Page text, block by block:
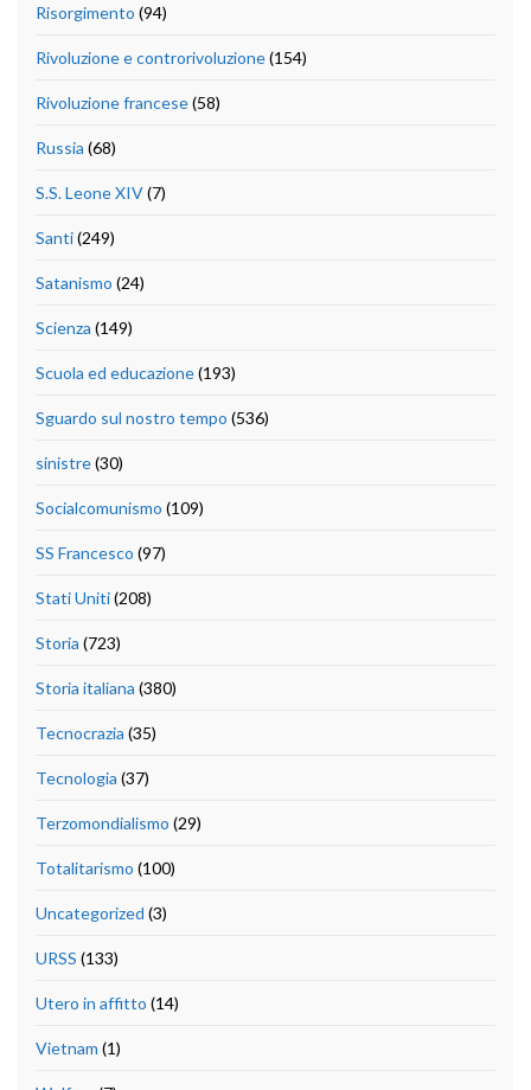
Risorgimento (94)
Rivoluzione e controrivoluzione(154)
Rivoluzione francese(58)
Russia (68)
S.S. Leone XIV(7)
Santi(249)
Satanismo (24)
Scienza (149)
Scuola ed educazione(193)
Sguardo sul nostro tempo (536)
sinistre(30)
Socialcomunismo (109)
SS Francesco (97)
Stati Uniti(208)
Storia (723)
Storia italiana (380)
Tecnocrazia (35)
Tecnologia (37)
Terzomondialismo (29)
Totalitarismo (100)
Uncategorized (3)
URSS (133)
Utero in affitto (14)
Vietnam (1)